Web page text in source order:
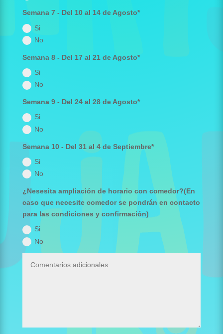
Semana 7 - Del 10 al 14 de Agosto*
Si
No
Semana 8 - Del 17 al 21 de Agosto*
Si
No
Semana 9 - Del 24 al 28 de Agosto*
Si
No
Semana 10 - Del 31 al 4 de Septiembre*
Si
No
¿Nesesita ampliación de horario con comedor?(En
caso que necesite comedor se pondrán en contacto
para las condiciones y confirmación)
Si
No